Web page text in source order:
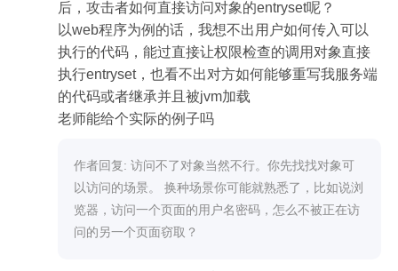
后，攻击者如何直接访问对象的entryset呢？
以web程序为例的话，我想不出用户如何传入可以
执行的代码，能过直接让权限检查的调用对象直接
执行entryset，也看不出对方如何能够重写我服务端
的代码或者继承并且被jvm加载
老师能给个实际的例子吗
作者回复: 访问不了对象当然不行。你先找找对象可
以访问的场景。 换种场景你可能就熟悉了，比如说浏
览器，访问一个页面的用户名密码，怎么不被正在访
问的另一个页面窃取？